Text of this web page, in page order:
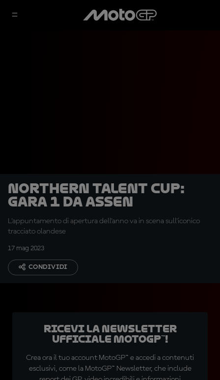
Northern Talent Cup:
Gara 1 da Assen
L'appuntamento di apertura dell'anno va in scena sull'iconico
tracciato olandese
17 mag 2023
CONDIVIDI
Ricevi la newsletter
ufficiale MotoGP™!
Crea ora il tuo account MotoGP™ e accedi a contenuti
esclusivi, come la MotoGP™ Newsletter, che include